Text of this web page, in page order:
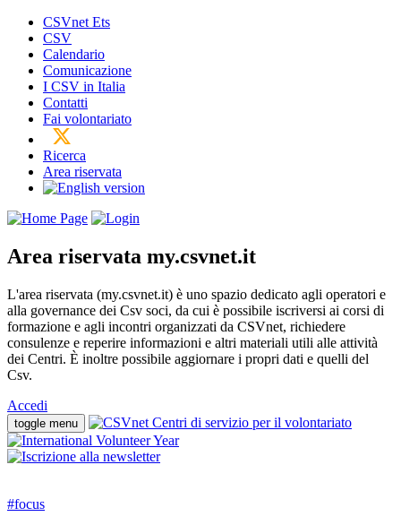
CSVnet Ets
CSV
Calendario
Comunicazione
I CSV in Italia
Contatti
Fai volontariato
Ricerca
Area riservata
Area riservata my.csvnet.it
L'area riservata (my.csvnet.it) è uno spazio dedicato agli operatori e
alla governance dei Csv soci, da cui è possibile iscriversi ai corsi di
formazione e agli incontri organizzati da CSVnet, richiedere
consulenze e reperire informazioni e altri materiali utili alle attività
dei Centri. È inoltre possibile aggiornare i propri dati e quelli del
Csv.
Accedi
toggle menu
#focus